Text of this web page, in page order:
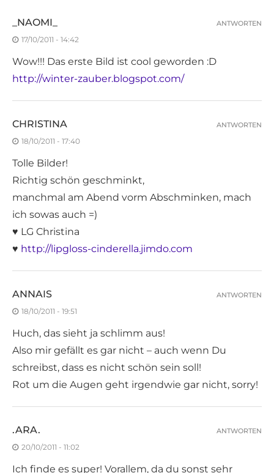
_NAOMI_
17/10/2011 - 14:42
Wow!!! Das erste Bild ist cool geworden :D
http://winter-zauber.blogspot.com/
ANTWORTEN
CHRISTINA
18/10/2011 - 17:40
Tolle Bilder!
Richtig schön geschminkt,
manchmal am Abend vorm Abschminken, mach
ich sowas auch =)
♥ LG Christina
♥ http://lipgloss-cinderella.jimdo.com
ANTWORTEN
ANNAIS
18/10/2011 - 19:51
Huch, das sieht ja schlimm aus!
Also mir gefällt es gar nicht – auch wenn Du
schreibst, dass es nicht schön sein soll!
Rot um die Augen geht irgendwie gar nicht, sorry!
ANTWORTEN
.ARA.
20/10/2011 - 11:02
Ich finde es super! Vorallem, da du sonst sehr
ANTWORTEN